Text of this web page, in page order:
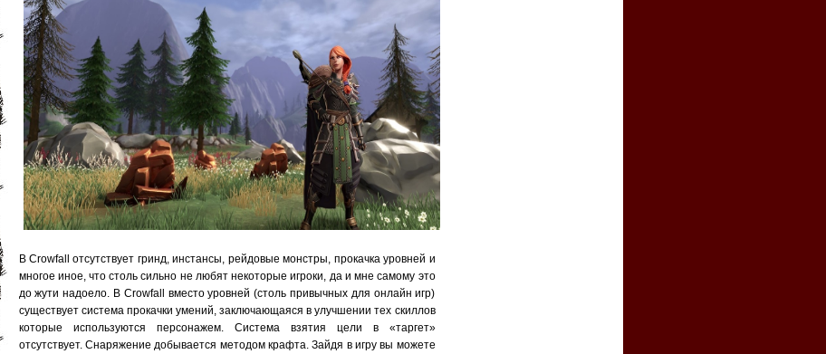
В Crowfall отсутствует гринд, инстансы, рейдовые монстры, прокачка уровней и
многое иное, что столь сильно не любят некоторые игроки, да и мне самому это
до жути надоело. В Crowfall вместо уровней (столь привычных для онлайн игр)
существует система прокачки умений, заключающаяся в улучшении тех скиллов
которые используются персонажем. Система взятия цели в «таргет»
отсутствует. Снаряжение добывается методом крафта. Зайдя в игру вы можете